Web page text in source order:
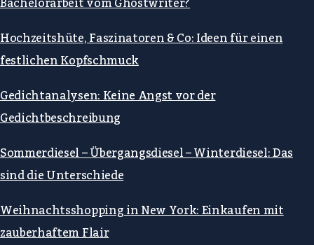
Hochzeitshüte, Faszinatoren & Co: Ideen für einen
festlichen Kopfschmuck
Gedichtanalysen: Keine Angst vor der
Gedichtbeschreibung
Sommerdiesel – Übergangsdiesel – Winterdiesel: Das
sind die Unterschiede
Weihnachtsshopping in New York: Einkaufen mit
zauberhaftem Flair